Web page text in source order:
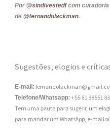
Por @sindivestedfcom curadoria
de @fernandolackman.
Sugestões, elogios e
E-mail:
Telefone/Whatsapp: +55 61 98551
Tem uma pauta para sugerir, um
para mandar um WhatsApp, e-mail